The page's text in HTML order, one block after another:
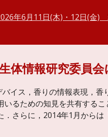
年6月11日(木)・12日(金)
体情報研究委員会
イス，香りの情報表現，
るための知見を共有する
さらに，2014年1月から